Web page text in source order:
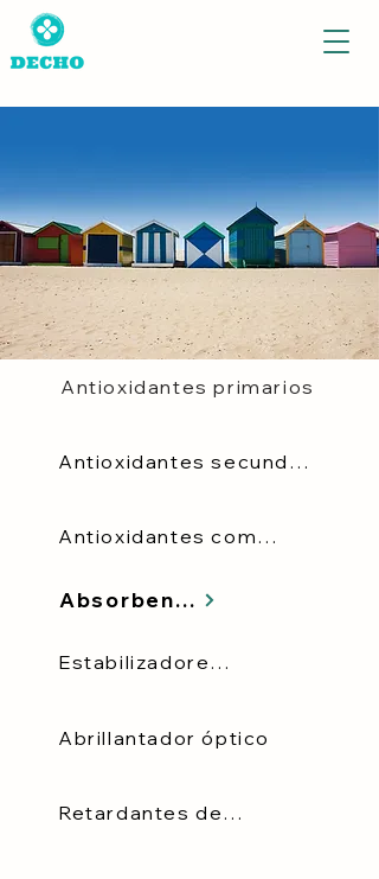
Antioxidantes primarios
Antioxidantes secundarios
Antioxidantes combinados
Absorbentes de rayos UV
Estabilizadores de luz
Abrillantador óptico
Retardantes de llama